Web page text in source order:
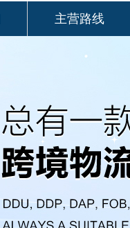
主营路线